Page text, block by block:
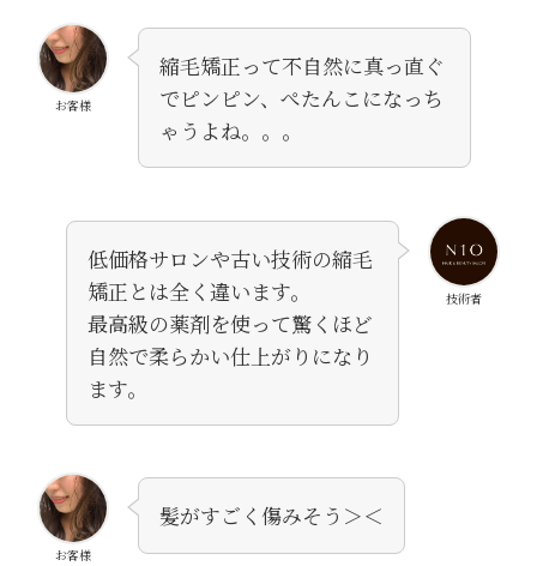
お客様
縮毛矯正って不自然に真っ直ぐ
でピンピン、ぺたんこになっち
ゃうよね。。。
技術者
低価格サロンや古い技術の縮毛
矯正とは全く違います。
最高級の薬剤を使って驚くほど
自然で柔らかい仕上がりになり
ます。
お客様
髪がすごく傷みそう＞＜